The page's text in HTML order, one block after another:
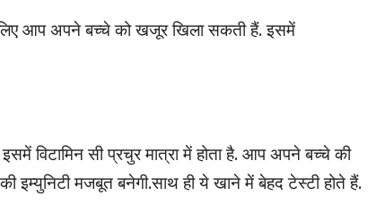
आप अपने बच्चे को खजूर खिला सकती हैं. इसमें
सी प्रचुर मात्रा में होता है. आप अपने बच्चे की
मजबूत बनेगी.साथ ही ये खाने में बेहद टेस्टी होते हैं.